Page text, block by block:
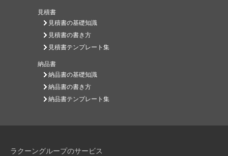
見積書
見積書の基礎知識
見積書の書き方
見積書テンプレート集
納品書
納品書の基礎知識
納品書の書き方
納品書テンプレート集
ラクーングループのサービス